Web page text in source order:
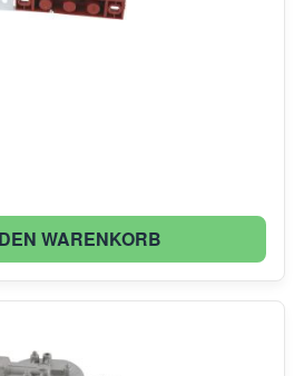
WARENKORB